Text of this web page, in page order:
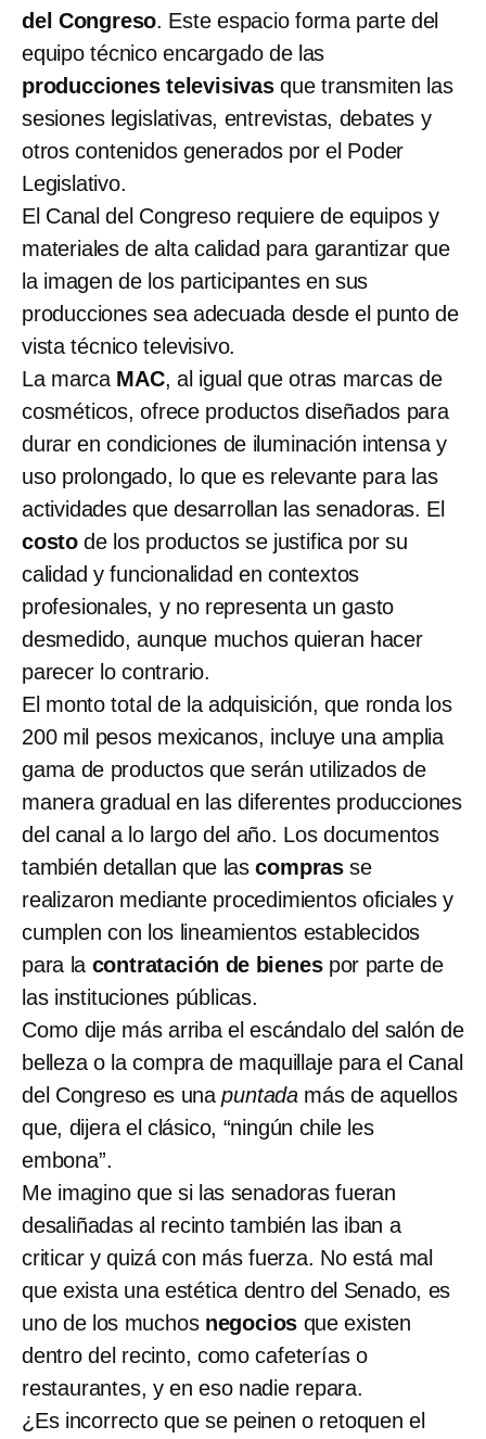
del Congreso. Este espacio forma parte del
equipo técnico encargado de las
producciones televisivasque transmiten las
sesiones legislativas, entrevistas, debates y
otros contenidos generados por el Poder
Legislativo.
El Canal del Congreso requiere de equipos y
materiales de alta calidad para garantizar que
la imagen de los participantes en sus
producciones sea adecuada desde el punto de
vista técnico televisivo.
La marca MAC, al igual que otras marcas de
cosméticos, ofrece productos diseñados para
durar en condiciones de iluminación intensa y
uso prolongado, lo que es relevante para las
actividades que desarrollan las senadoras. El
costode los productos se justifica por su
calidad y funcionalidad en contextos
profesionales, y no representa un gasto
desmedido, aunque muchos quieran hacer
parecer lo contrario.
El monto total de la adquisición, que ronda los
200 mil pesos mexicanos, incluye una amplia
gama de productos que serán utilizados de
manera gradual en las diferentes producciones
del canal a lo largo del año. Los documentos
también detallan que lascompras se
realizaron mediante procedimientos oficiales y
cumplen con los lineamientos establecidos
para la contratación de bienespor parte de
las instituciones públicas.
Como dije más arriba el escándalo del salón de
belleza o la compra de maquillaje para el Canal
del Congreso es unapuntada más de aquellos
que, dijera el clásico, “ningún chile les
embona”.
Me imagino que si las senadoras fueran
desaliñadas al recinto también las iban a
criticar y quizá con más fuerza. No está mal
que exista una estética dentro del Senado, es
uno de los muchos negocios que existen
dentro del recinto, como cafeterías o
restaurantes, y en eso nadie repara.
¿Es incorrecto que se peinen o retoquen el